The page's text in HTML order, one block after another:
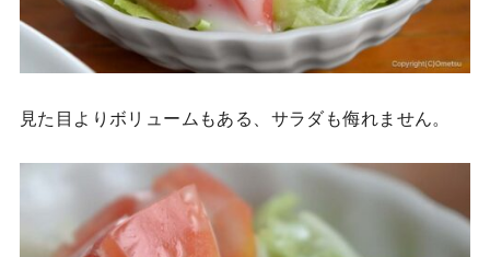
見た目よりボリュームもある、サラダも侮れません。